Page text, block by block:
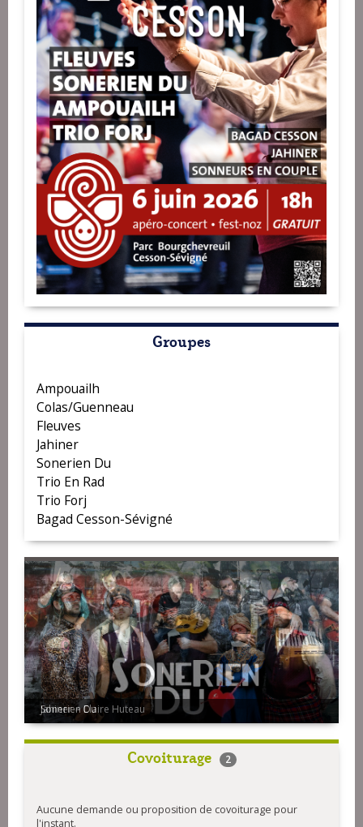
Groupes
Ampouailh
Colas/Guenneau
Fleuves
Jahiner
Sonerien Du
Trio En Rad
Trio Forj
Bagad Cesson-Sévigné
Sonerien Du
Covoiturage 2
Aucune demande ou proposition de covoiturage pour
l'instant.